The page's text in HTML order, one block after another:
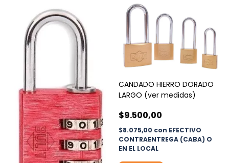
CANDADO HIERRO DORADO
LARGO (ver medidas)
$9.500,00
$8.075,00 con EFECTIVO
CONTRAENTREGA (CABA) O
EN EL LOCAL